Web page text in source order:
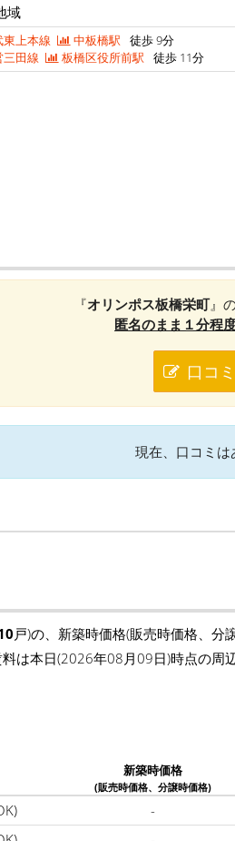
域
上本線 中板橋駅 徒歩 9分
田線 板橋区役所前駅 徒歩 11分
『オリンポス板橋栄町』
匿名のまま１分程
口コ
現在、口コミは
戸)の、新築時価格(販売時価格、分
は本日(2026年08月09日)時点の
新築時価格
(販売時価格、分譲時価格)
-